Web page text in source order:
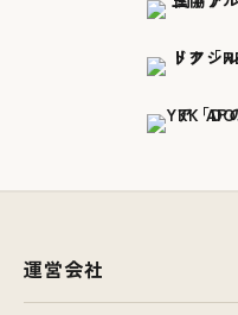
運営会社